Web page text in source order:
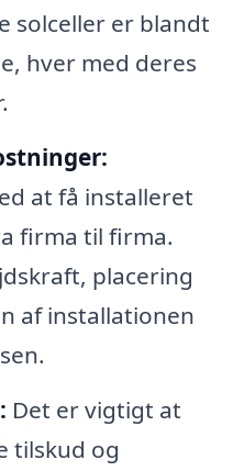
solceller er blandt
hver med deres
at få installeret
firma til firma.
placering
af installationen
Det er vigtigt at
tilskud og